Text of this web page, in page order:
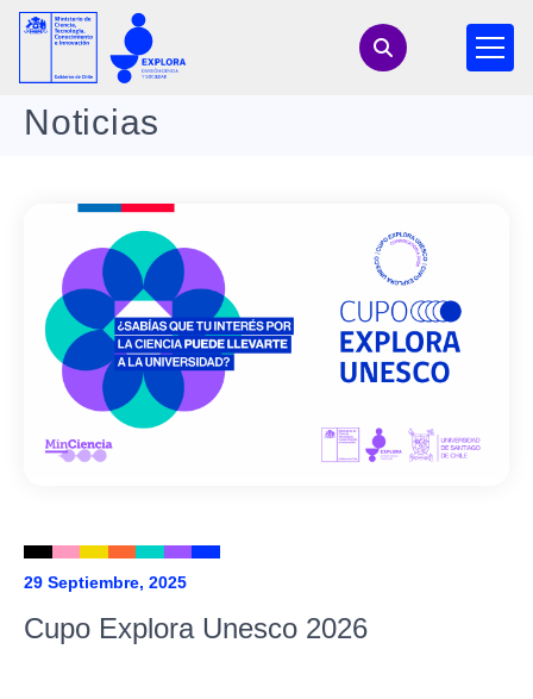
Noticias
29 Septiembre, 2025
Cupo Explora Unesco 2026